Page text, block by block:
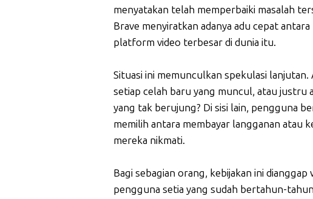
menyatakan telah memperbaiki masalah
Brave menyiratkan adanya adu cepat
platform video terbesar di dunia itu.
Situasi ini memunculkan spekulasi
setiap celah baru yang muncul, atau
yang tak berujung? Di sisi lain, pengguna
memilih antara membayar langganan atau
mereka nikmati.
Bagi sebagian orang, kebijakan ini
pengguna setia yang sudah bertahun-